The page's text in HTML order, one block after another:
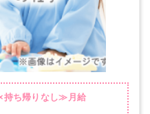
持ち帰りなし≫月給